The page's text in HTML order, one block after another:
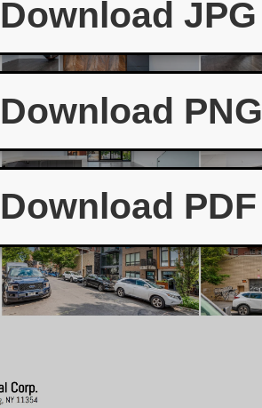
Download JPG
Download PNG
Download PDF